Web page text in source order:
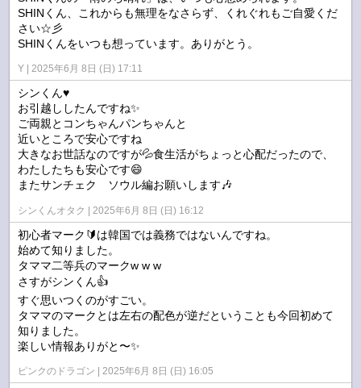
SHINくん、これからも無理をなさらず、くれぐれもご自愛くだ
さい☆彡
SHINくんをいつも想っています。ありがとう。
Y 2025年6月 8日 (日) 17:11
シンくん♥
お引越ししたんですね✨
ご両親とコンちゃんパンちゃんと
近いところで安心ですね
大きなお世話なのですが💦食生活がちょっと心配だったので、
わたしたちも安心です😄
またサンチェク ソウル編お願いします🎶
シンくんオタク 2025年6月 8日 (日) 16:12
初心者マーク🔰は韓国では義務ではないんですね。
始めて知りました。
タママ二等兵のマークw w w
さすがシンくん👍️
すぐ思いつくのがすごい。
タママのマークとは左右の配色が逆だということも今回初めて
知りました。
楽しい情報ありがと〜✨
ピンクのドラゴン 2025年6月 8日 (日) 16:05